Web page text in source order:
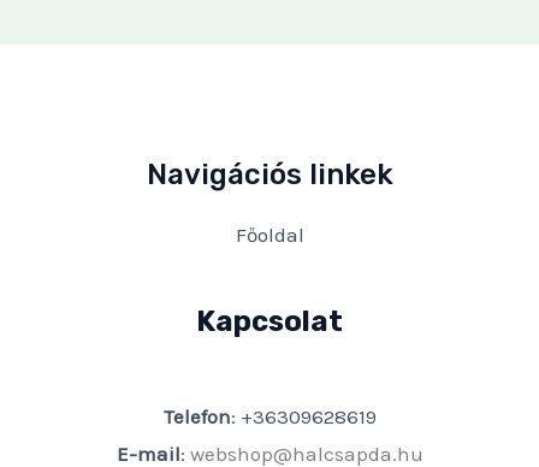
Navigációs linkek
Főoldal
Kapcsolat
Telefon: +36309628619
E-mail: webshop@halcsapda.hu